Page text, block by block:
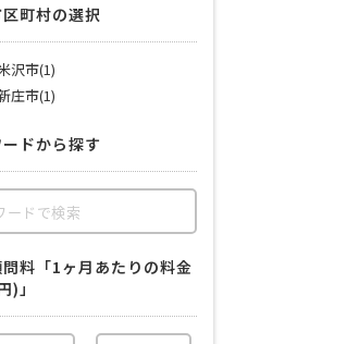
町村の選択
沢市(1)
庄市(1)
ードから探す
料「1ヶ月あたりの料金
)」